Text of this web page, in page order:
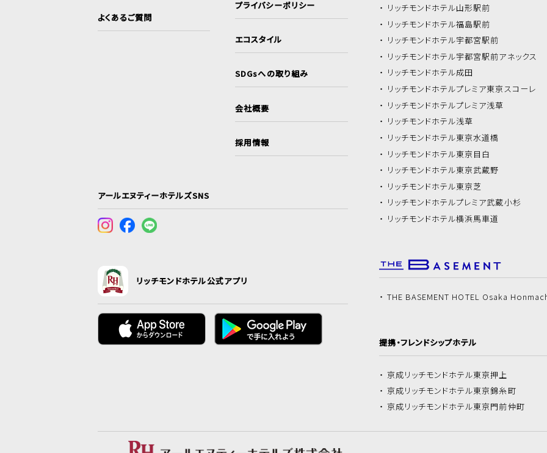
よくあるご質問
プライバシーポリシー
エコスタイル
SDGsへの取り組み
会社概要
採用情報
アールエヌティーホテルズSNS
リッチモンドホテル公式アプリ
リッチモンドホテル山形駅前
リッチモンドホテル福島駅前
リッチモンドホテル宇都宮駅前
リッチモンドホテル宇都宮駅前アネックス
リッチモンドホテル成田
リッチモンドホテルプレミア東京スコーレ
リッチモンドホテルプレミア浅草
リッチモンドホテル浅草
リッチモンドホテル東京水道橋
リッチモンドホテル東京目白
リッチモンドホテル東京武蔵野
リッチモンドホテル東京芝
リッチモンドホテルプレミア武蔵小杉
リッチモンドホテル横浜馬車道
THE BASEMENT HOTEL Osaka
提携・フレンドシップホテル
京成リッチモンドホテル東京押上
京成リッチモンドホテル東京錦糸町
京成リッチモンドホテル東京門前仲町